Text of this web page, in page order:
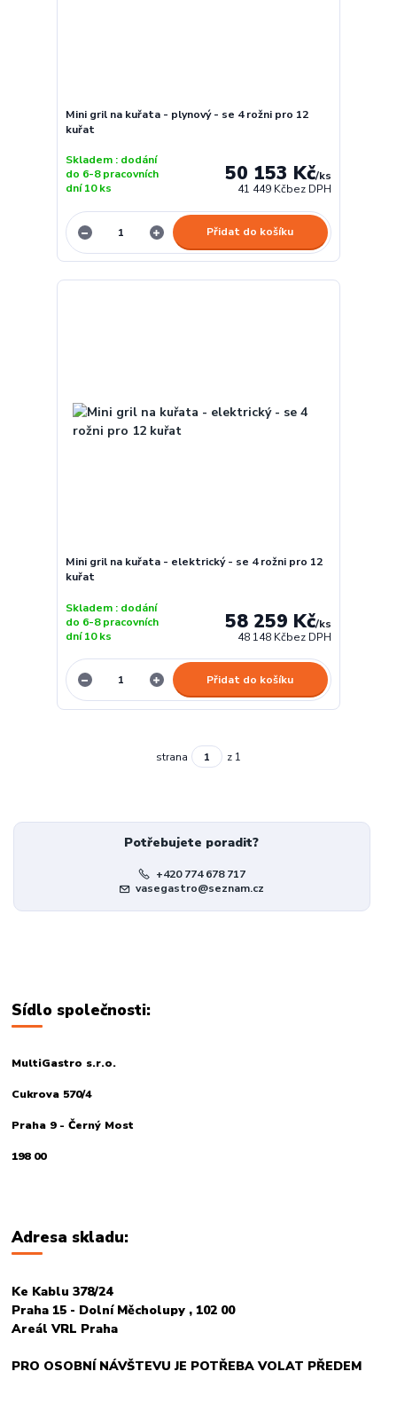
Mini gril na kuřata - plynový - se 4 rožni pro 12
kuřat
50 153 Kč/ks
41 449 Kčbez DPH
Skladem : dodání
do 6-8 pracovních
dní 10 ks
Přidat do košíku
Mini gril na kuřata - elektrický - se 4 rožni pro 12
kuřat
58 259 Kč/ks
48 148 Kčbez DPH
Skladem : dodání
do 6-8 pracovních
dní 10 ks
Přidat do košíku
strana z 1
Potřebujete poradit?
+420 774 678 717
vasegastro@seznam.cz
Sídlo společnosti:
MultiGastro s.r.o.
Cukrova 570/4
Praha 9 - Černý Most
198 00
Adresa skladu:
Ke Kablu 378/24
Praha 15 - Dolní Měcholupy , 102 00
Areál VRL Praha
PRO OSOBNÍ NÁVŠTEVU JE POTŘEBA VOLAT PŘEDEM